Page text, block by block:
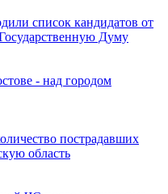
список кандидатов от
Думу
- над городом
пострадавших
область